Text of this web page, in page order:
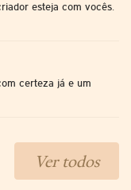
esteja com vocês.
certeza já e um
Ver todos